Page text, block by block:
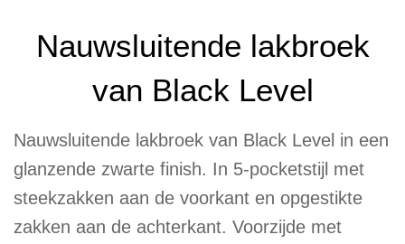
Nauwsluitende lakbroek
van Black Level
Nauwsluitende lakbroek van Black Level in een
glanzende zwarte finish. In 5-pocketstijl met
steekzakken aan de voorkant en opgestikte
zakken aan de achterkant. Voorzijde met